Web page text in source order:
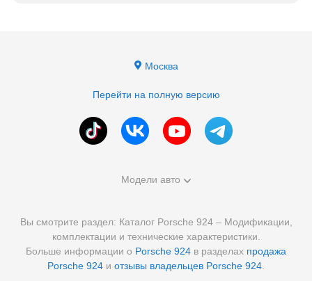
Москва
Перейти на полную версию
Модели авто
Вы смотрите раздел: Каталог Porsche 924 – Модификации,
комплектации и технические характеристики.
Больше информации о Porsche 924 в разделах продажа
Porsche 924 и отзывы владельцев Porsche 924.